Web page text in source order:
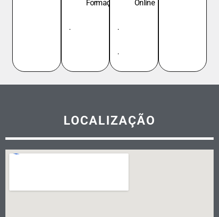
Formação
.
Online
.
.
LOCALIZAÇÃO